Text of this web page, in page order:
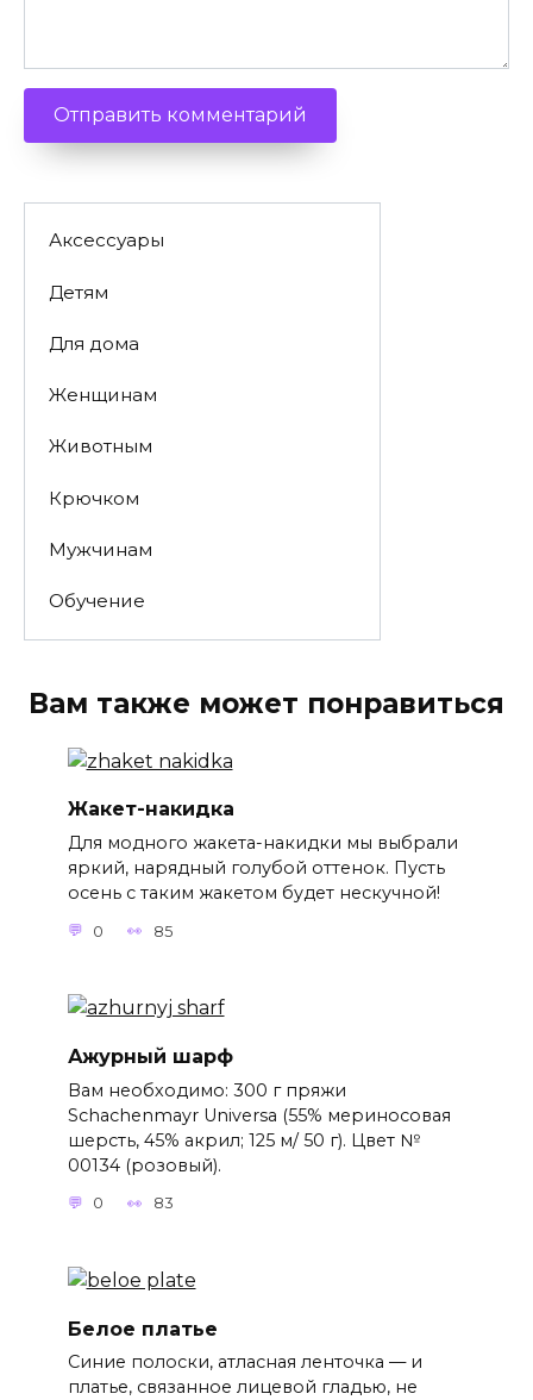
Аксессуары
Детям
Для дома
Женщинам
Животным
Крючком
Мужчинам
Обучение
Вам также может понравиться
Жакет-накидка
Для модного жакета-накидки мы выбрали
яркий, нарядный голубой оттенок. Пусть
осень с таким жакетом будет нескучной!
0 85
Ажурный шарф
Вам необходимо: 300 г пряжи
Schachenmayr Universa (55% мериносовая
шерсть, 45% акрил; 125 м/ 50 г). Цвет №
00134 (розовый).
0 83
Белое платье
Синие полоски, атласная ленточка — и
платье, связанное лицевой гладью, не